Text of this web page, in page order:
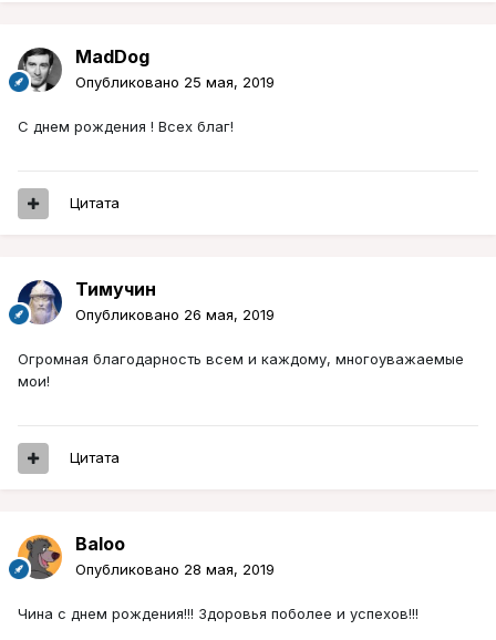
MadDog
Опубликовано 25 мая, 2019
С днем рождения ! Всех благ!
Цитата
Тимучин
Опубликовано 26 мая, 2019
Огромная благодарность всем и каждому, многоуважаемые
мои!
Цитата
Baloo
Опубликовано 28 мая, 2019
Чина с днем рождения!!! Здоровья поболее и успехов!!!